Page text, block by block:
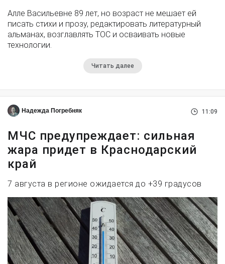
Алле Васильевне 89 лет, но возраст не мешает ей
писать стихи и прозу, редактировать литературный
альманах, возглавлять ТОС и осваивать новые
технологии.
Читать далее
Надежда Погребняк 11:09
МЧС предупреждает: сильная
жара придет в Краснодарский
край
7 августа в регионе ожидается до +39 градусов